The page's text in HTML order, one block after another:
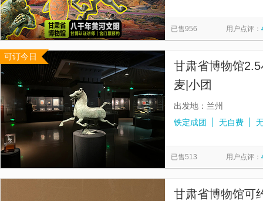
浏
览
信
息
伏羲庙 榆林窟 祁连山冰沟河景区
敦煌丝路遗产城 天梯山石窟 茶卡盐湖 锁阳城遗址
青海湖景区
已售956 用户点评：
可订今日
甘肃省博物馆
麦|小团
出发地：兰州
铁定成团
无自费
已售513 用户点评：
甘肃省博物馆可